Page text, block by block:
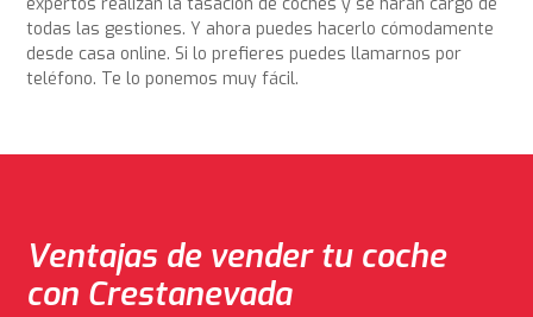
todas las gestiones. Y ahora puedes hacerlo cómodamente
desde casa online. Si lo prefieres puedes llamarnos por
teléfono. Te lo ponemos muy fácil.
Ventajas de vender tu coche
con Crestanevada